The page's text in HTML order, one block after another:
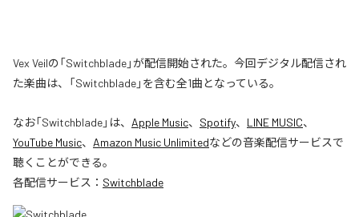
Vex Veilの「Switchblade」が配信開始された。今回デジタル配信され
た楽曲は、「Switchblade」を含む全1曲となっている。
なお「Switchblade」は、 Apple Music、 Spotify、 LINE MUSIC、
YouTube Music、 Amazon Music Unlimitedなどの音楽配信サービスで
聴くことができる。
各配信サービス： Switchblade